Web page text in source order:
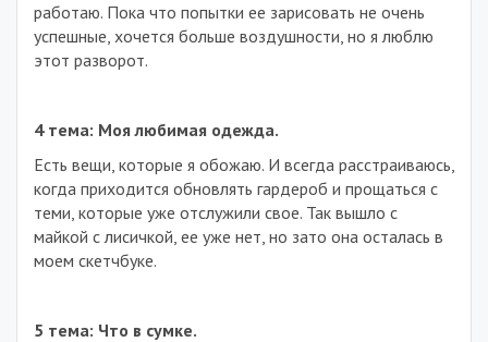
работаю. Пока что попытки ее зарисовать не очень
успешные, хочется больше воздушности, но я люблю
этот разворот.
4 тема: Моя любимая одежда.
Есть вещи, которые я обожаю. И всегда расстраиваюсь,
когда приходится обновлять гардероб и прощаться с
теми, которые уже отслужили свое. Так вышло с
майкой с лисичкой, ее уже нет, но зато она осталась в
моем скетчбуке.
5 тема: Что в сумке.